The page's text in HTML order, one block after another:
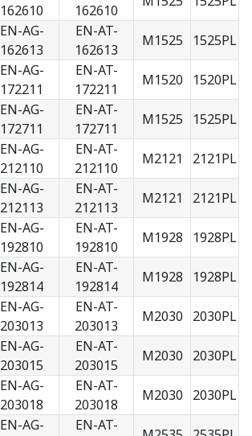
162610
162610
EN-AG-
162613
EN-AT-
162613
M1525 1525PL
EN-AG-
172211
EN-AT-
172211
M1520 1520PL
EN-AG-
172711
EN-AT-
172711
M1525 1525PL
EN-AG-
212110
EN-AT-
212110
M2121 2121PL
EN-AG-
212113
EN-AT-
212113
M2121 2121PL
EN-AG-
192810
EN-AT-
192810
M1928 1928PL
EN-AG-
192814
EN-AT-
192814
M1928 1928PL
EN-AG-
203013
EN-AT-
203013
M2030 2030PL
EN-AG-
203015
EN-AT-
203015
M2030 2030PL
EN-AG-
203018
EN-AT-
203018
M2030 2030PL
EN-AG-
EN-AT-